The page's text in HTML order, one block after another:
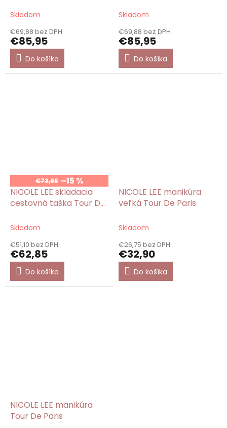
Skladom
€69,88 bez DPH
€85,95
Do košíka
Skladom
€69,88 bez DPH
€85,95
Do košíka
€73,95 –15 %
NICOLE LEE skladacia
cestovná taška Tour De
Skladom
€51,10 bez DPH
€62,85
Do košíka
NICOLE LEE manikúra
veľká Tour De Paris
Skladom
€26,75 bez DPH
€32,90
Do košíka
NICOLE LEE manikúra
Tour De Paris